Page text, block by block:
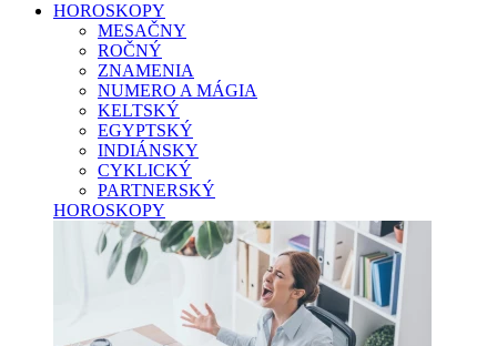
HOROSKOPY
MESAČNY
ROČNÝ
ZNAMENIA
NUMERO A MÁGIA
KELTSKÝ
EGYPTSKÝ
INDIÁNSKY
CYKLICKÝ
PARTNERSKÝ
HOROSKOPY